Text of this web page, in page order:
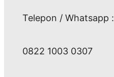
Telepon / Whatsapp :
0822 1003 0307